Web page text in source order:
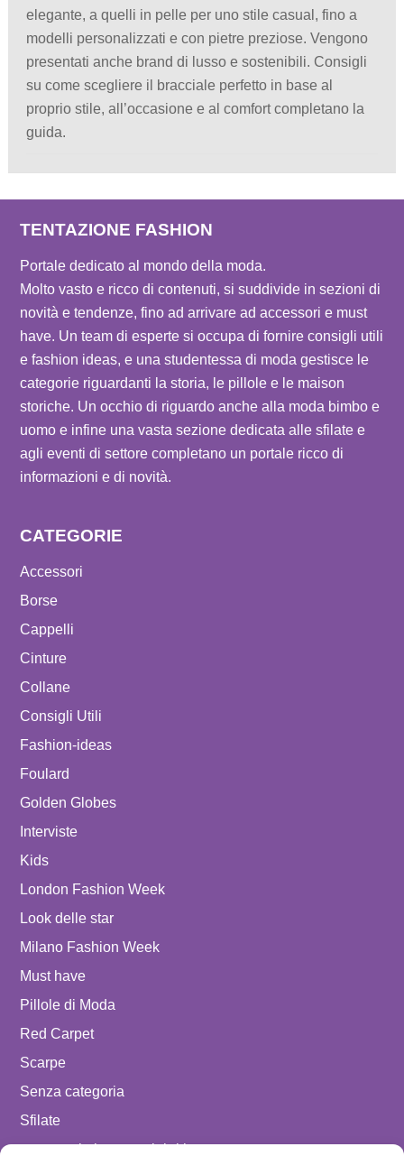
elegante, a quelli in pelle per uno stile casual, fino a
modelli personalizzati e con pietre preziose. Vengono
presentati anche brand di lusso e sostenibili. Consigli
su come scegliere il bracciale perfetto in base al
proprio stile, all’occasione e al comfort completano la
guida.
TENTAZIONE FASHION
Portale dedicato al mondo della moda.
Molto vasto e ricco di contenuti, si suddivide in sezioni di
novità e tendenze, fino ad arrivare ad accessori e must
have. Un team di esperte si occupa di fornire consigli utili
e fashion ideas, e una studentessa di moda gestisce le
categorie riguardanti la storia, le pillole e le maison
storiche. Un occhio di riguardo anche alla moda bimbo e
uomo e infine una vasta sezione dedicata alle sfilate e
agli eventi di settore completano un portale ricco di
informazioni e di novità.
CATEGORIE
Accessori
Borse
Cappelli
Cinture
Collane
Consigli Utili
Fashion-ideas
Foulard
Golden Globes
Interviste
Kids
London Fashion Week
Look delle star
Milano Fashion Week
Must have
Pillole di Moda
Red Carpet
Scarpe
Senza categoria
Sfilate
spostare in luxury celebrities